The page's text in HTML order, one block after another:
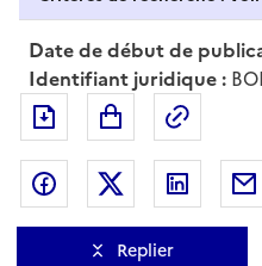
Date de début de
Identifiant juridique :
Exporter le
Partager sur Facebook
Partager sur
Replier